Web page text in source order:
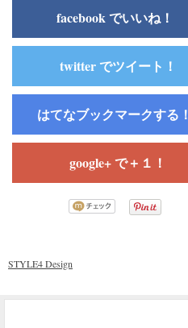
facebook でいいね！
twitter でツイート！
はてなブックマークする！
google+ で＋１！
STYLE4 Design